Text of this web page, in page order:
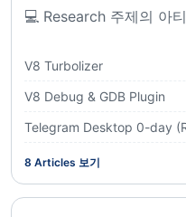
💻 Research 주제의 아
V8 Turbolizer
V8 Debug & GDB Plugin
Telegram Desktop 0-day
8 Articles 보기